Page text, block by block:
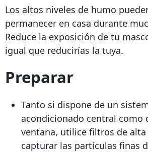
Los altos niveles de humo
permanecer en casa durante
Reduce la exposición de tu
igual que reducirías la tuya.
Preparar
Tanto si dispone de un
acondicionado central como
ventana, utilice filtros de alta
capturar las partículas finas